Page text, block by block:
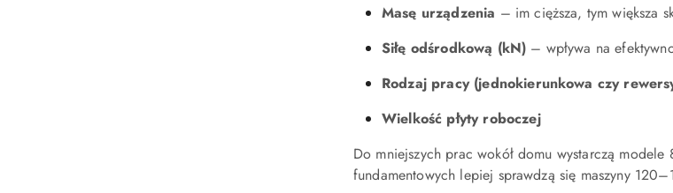
Masę urządzenia – im cięższa, tym większa
Siłę odśrodkową (kN) – wpływa na
Rodzaj pracy (jednokierunkowa czy
Wielkość płyty roboczej
Do mniejszych prac wokół domu wystarczą
fundamentowych lepiej sprawdzą się maszyny